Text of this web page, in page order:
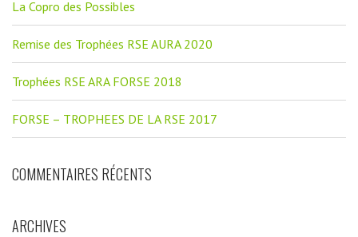
La Copro des Possibles
Remise des Trophées RSE AURA 2020
Trophées RSE ARA FORSE 2018
FORSE – TROPHEES DE LA RSE 2017
COMMENTAIRES RÉCENTS
ARCHIVES